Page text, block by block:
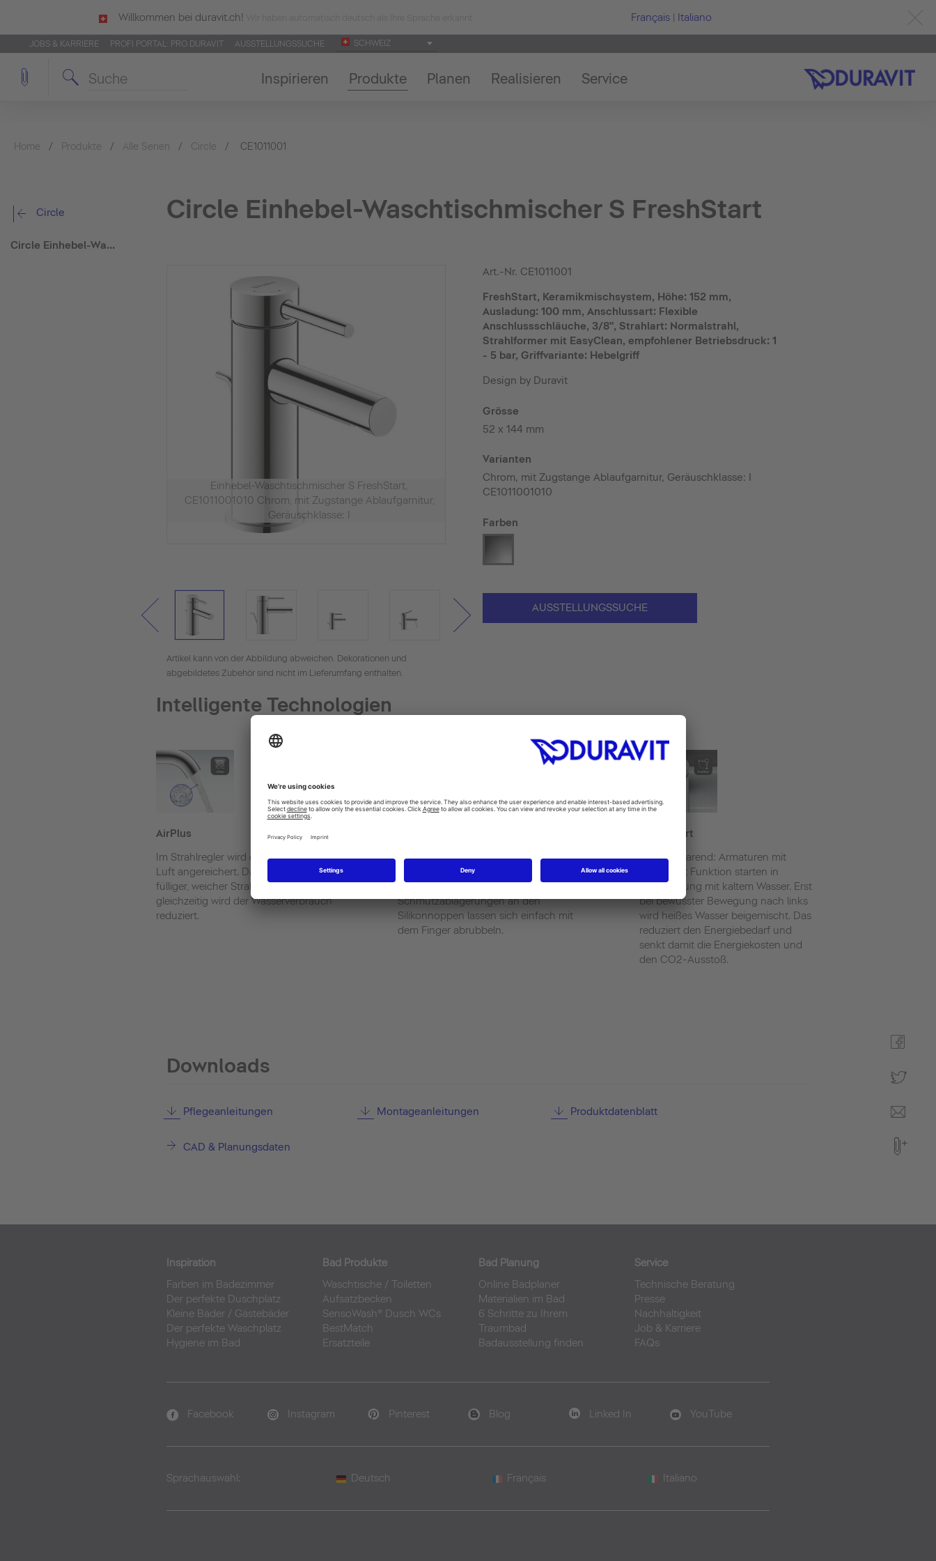
Willkommen bei duravit.ch! Français | Italiano
JOBS & KARRIERE PROFI PORTAL: PRO.DURAVIT AUSSTELLUNGSSUCHE SCHWEIZ
Inspirieren Produkte Planen Realisieren Service
Home Produkte Alle Serien Circle CE1011001
Circle
Circle Einhebel-Waschtischmischer S FreshStart
Circle Einhebel-Waschtischmischer S FreshStart
Einhebel-Waschtischmischer S FreshStart,
CE1011001010 Chrom, mit Zugstange Ablaufgarnitur,
Geräuschklasse: I
Artikel kann von der Abbildung abweichen. Dekorationen und
abgebildetes Zubehör sind nicht im Lieferumfang enthalten.
Art.-Nr. CE1011001
FreshStart, Keramikmischsystem, Höhe: 152 mm,
Ausladung: 100 mm, Anschlussart: Flexible
Anschlussschläuche, 3/8", Strahlart: Normalstrahl,
Strahlformer mit EasyClean, empfohlener Betriebsdruck: 1
- 5 bar, Griffvariante: Hebelgriff
Design by Duravit
Grösse
52 x 144 mm
Varianten
Chrom, mit Zugstange Ablaufgarnitur, Geräuschklasse: I
CE1011001010
Farben
AUSSTELLUNGSSUCHE
Intelligente Technologien
AirPlus
Im Strahlregler wird das Wasser mit
Luft angereichert. Das Ergebnis ist ein
fülliger, weicher Strahl, und
gleichzeitig wird der Wasserverbrauch
reduziert.
Die Oberflächen sind besonders
pflegeleicht und problemlos zu
reinigen. Kalk- und
Schmutzablagerungen an den
Silikonnoppen lassen sich einfach mit
dem Finger abrubbeln.
FreshStart
Energiesparend: Armaturen mit
FreshStart Funktion starten in
Mittelstellung mit kaltem Wasser. Erst
bei bewusster Bewegung nach links
wird heißes Wasser beigemischt. Das
reduziert den Energiebedarf und
senkt damit die Energiekosten und
den CO2-Ausstoß.
Downloads
Pflegeanleitungen Montageanleitungen Produktdatenblatt
CAD & Planungsdaten
Inspiration
Farben im Badezimmer
Der perfekte Duschplatz
Kleine Bäder / Gästebäder
Der perfekte Waschplatz
Hygiene im Bad
Bad Produkte
Waschtische / Toiletten
Aufsatzbecken
SensoWash® Dusch WCs
BestMatch
Ersatzteile
Bad Planung
Online Badplaner
Materialien im Bad
6 Schritte zu Ihrem
Traumbad
Badausstellung finden
Service
Technische Beratung
Presse
Nachhaltigkeit
Job & Karriere
FAQs
Facebook Instagram Pinterest Blog Linked In YouTube
Sprachauswahl: Deutsch Français Italiano